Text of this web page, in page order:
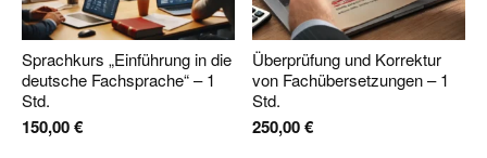
Sprachkurs „Einführung in die
deutsche Fachsprache“ – 1
Std.
150,00€
Überprüfung und Korrektur
von Fachübersetzungen – 1
Std.
250,00€